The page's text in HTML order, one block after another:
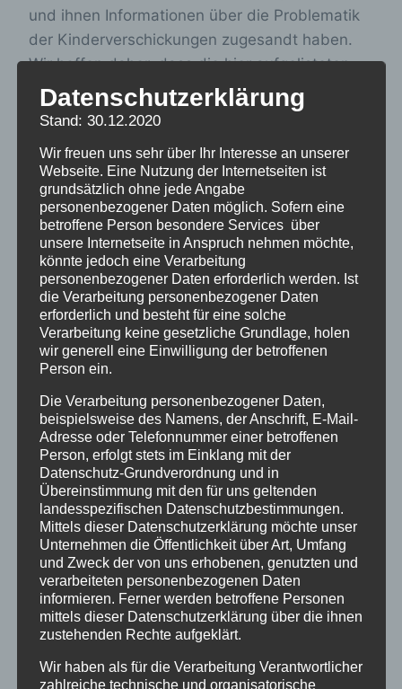
und ihnen Informationen über die Problematik
der Kinderverschickungen zugesandt haben.
Wir hoffen daher, dass die hier aufgelisteten
Psychotherapeuten einfühlsam auf Erwachsene
eingehen können, die als Kind besonderes Leid
Stellen Sie mit der Begründung einer
frühkindlichen Traumatisierung in einer
Kinderverschickungsmaßnahme zwischen
1945 und 1998 einen Antrag bei Ihrer
Krankenkasse auf Traumatherapie, schildern
Sie ihre Erinnerungen und bestehen Sie auf
einer Übernahme der Kosten durch Ihre
Krankenkasse.
Sie können Sie stationär oder auch ambulant
durchführen. Sie haben ein Recht dazu, denn
Ihnen ist ein Unrecht geschehen. Sie und ihre
Eltern waren in gutem Glauben, dass sie dort
kindgerecht und liebevoll behandelt würden,
oftmals aber wurden sie dort kalt, hart und
gemein behandelt, beschimpft, geschlagen und
gedemütigt. Viele Kinder kamen krank und
seelisch gebrochen nach Hause zurück.
Folgeerscheinungen davon wurden nie erkannt
und behandelt.
noch aufarbeiten. In Einzel- oder
Datenschutzerklärung
Stand: 30.12.2020
Wir freuen uns sehr über Ihr Interesse an unserer
Webseite. Eine Nutzung der Internetseiten ist
grundsätzlich ohne jede Angabe
personenbezogener Daten möglich. Sofern eine
betroffene Person besondere Services über
unsere Internetseite in Anspruch nehmen möchte,
könnte jedoch eine Verarbeitung
personenbezogener Daten erforderlich werden. Ist
die Verarbeitung personenbezogener Daten
erforderlich und besteht für eine solche
Verarbeitung keine gesetzliche Grundlage, holen
wir generell eine Einwilligung der betroffenen
Person ein.
Die Verarbeitung personenbezogener Daten,
beispielsweise des Namens, der Anschrift, E-Mail-
Adresse oder Telefonnummer einer betroffenen
Person, erfolgt stets im Einklang mit der
Datenschutz-Grundverordnung und in
Übereinstimmung mit den für uns geltenden
landesspezifischen Datenschutzbestimmungen.
Mittels dieser Datenschutzerklärung möchte unser
Unternehmen die Öffentlichkeit über Art, Umfang
und Zweck der von uns erhobenen, genutzten und
verarbeiteten personenbezogenen Daten
informieren. Ferner werden betroffene Personen
mittels dieser Datenschutzerklärung über die ihnen
zustehenden Rechte aufgeklärt.
Wir haben als für die Verarbeitung Verantwortlicher
zahlreiche technische und organisatorische